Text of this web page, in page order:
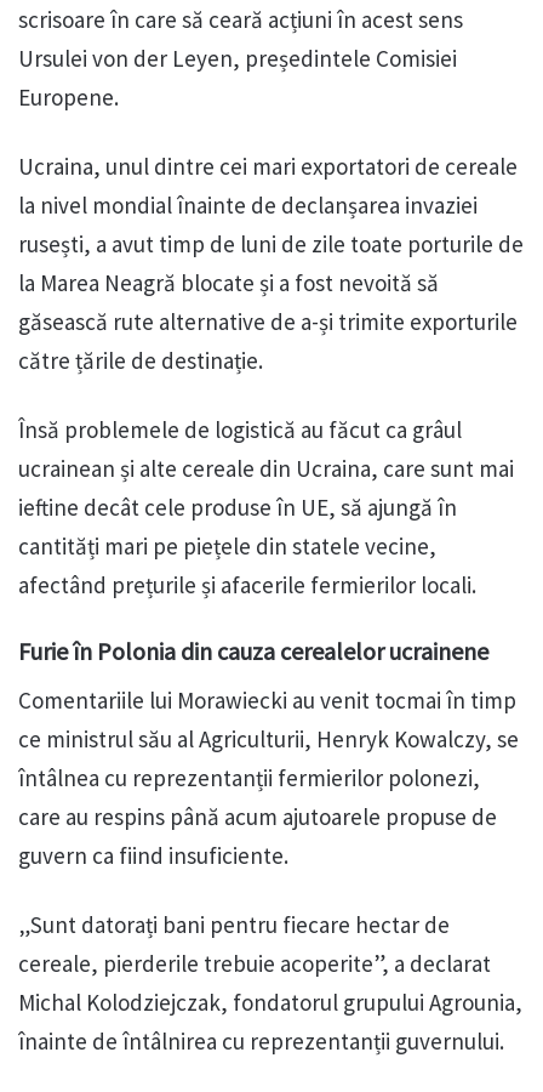
scrisoare în care să ceară acțiuni în acest sens
Ursulei von der Leyen, președintele Comisiei
Europene.
Ucraina, unul dintre cei mari exportatori de cereale
la nivel mondial înainte de declanșarea invaziei
rusești, a avut timp de luni de zile toate porturile de
la Marea Neagră blocate și a fost nevoită să
găsească rute alternative de a-și trimite exporturile
către țările de destinație.
Însă problemele de logistică au făcut ca grâul
ucrainean și alte cereale din Ucraina, care sunt mai
ieftine decât cele produse în UE, să ajungă în
cantități mari pe piețele din statele vecine,
afectând prețurile și afacerile fermierilor locali.
Furie în Polonia din cauza cerealelor ucrainene
Comentariile lui Morawiecki au venit tocmai în timp
ce ministrul său al Agriculturii, Henryk Kowalczy, se
întâlnea cu reprezentanții fermierilor polonezi,
care au respins până acum ajutoarele propuse de
guvern ca fiind insuficiente.
„Sunt datorați bani pentru fiecare hectar de
cereale, pierderile trebuie acoperite”, a declarat
Michal Kolodziejczak, fondatorul grupului Agrounia,
înainte de întâlnirea cu reprezentanții guvernului.